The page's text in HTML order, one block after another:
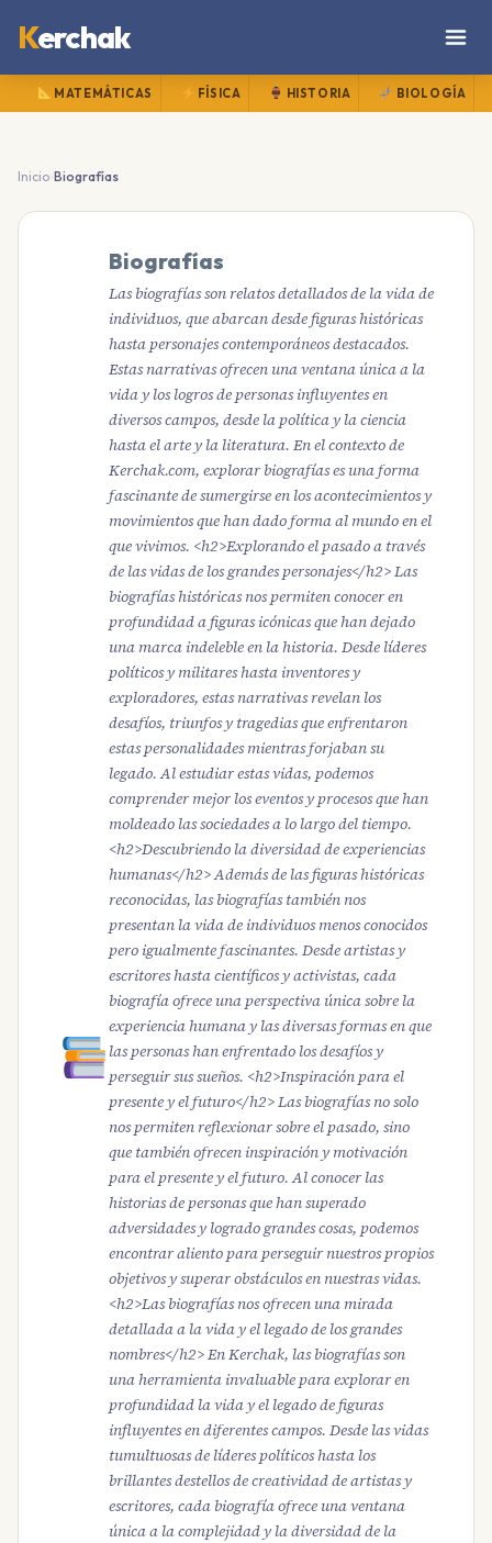
Kerchak
MATEMÁTICAS FÍSICA HISTORIA BIOLOGÍA
Inicio›Biografías
Biografías
Las biografías son relatos detallados de la vida de
individuos, que abarcan desde figuras históricas
hasta personajes contemporáneos destacados.
Estas narrativas ofrecen una ventana única a la
vida y los logros de personas influyentes en
diversos campos, desde la política y la ciencia
hasta el arte y la literatura. En el contexto de
Kerchak.com, explorar biografías es una forma
fascinante de sumergirse en los acontecimientos y
movimientos que han dado forma al mundo en el
que vivimos. <h2>Explorando el pasado a través
de las vidas de los grandes personajes</h2> Las
biografías históricas nos permiten conocer en
profundidad a figuras icónicas que han dejado
una marca indeleble en la historia. Desde líderes
políticos y militares hasta inventores y
exploradores, estas narrativas revelan los
desafíos, triunfos y tragedias que enfrentaron
estas personalidades mientras forjaban su
legado. Al estudiar estas vidas, podemos
comprender mejor los eventos y procesos que han
moldeado las sociedades a lo largo del tiempo.
<h2>Descubriendo la diversidad de experiencias
humanas</h2> Además de las figuras históricas
reconocidas, las biografías también nos
presentan la vida de individuos menos conocidos
pero igualmente fascinantes. Desde artistas y
escritores hasta científicos y activistas, cada
biografía ofrece una perspectiva única sobre la
experiencia humana y las diversas formas en que
las personas han enfrentado los desafíos y
perseguir sus sueños. <h2>Inspiración para el
presente y el futuro</h2> Las biografías no solo
nos permiten reflexionar sobre el pasado, sino
que también ofrecen inspiración y motivación
para el presente y el futuro. Al conocer las
historias de personas que han superado
adversidades y logrado grandes cosas, podemos
encontrar aliento para perseguir nuestros propios
objetivos y superar obstáculos en nuestras vidas.
<h2>Las biografías nos ofrecen una mirada
detallada a la vida y el legado de los grandes
nombres</h2> En Kerchak, las biografías son
una herramienta invaluable para explorar en
profundidad la vida y el legado de figuras
influyentes en diferentes campos. Desde las vidas
tumultuosas de líderes políticos hasta los
brillantes destellos de creatividad de artistas y
escritores, cada biografía ofrece una ventana
única a la complejidad y la diversidad de la